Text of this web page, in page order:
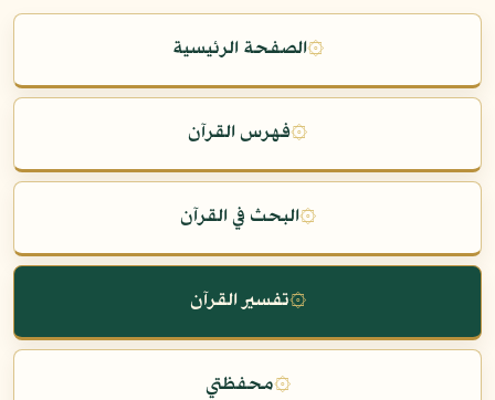
۞الصفحة الرئيسية
۞فهرس القرآن
۞البحث في القرآن
۞تفسير القرآن
۞محفظتي